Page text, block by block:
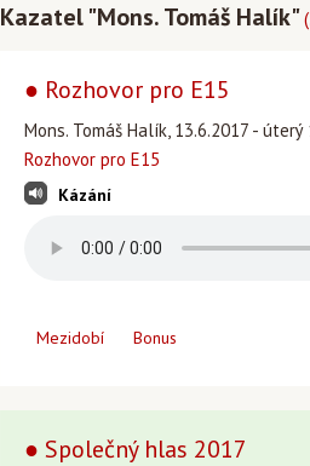
Kazatel "Mons. Tomáš Halík"
● Rozhovor pro E15
Mons. Tomáš Halík, 13.6.2017 -
Rozhovor pro E15
Kázání
Mezidobí Bonus
● Společný hlas 2017